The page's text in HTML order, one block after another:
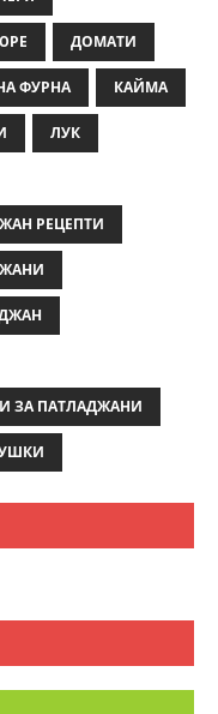
ДОМАТИ
ФУРНА КАЙМА
ЛУК
РЕЦЕПТИ
ЗА ПАТЛАДЖАНИ